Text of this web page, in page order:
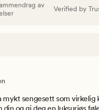
av
Verified by
mykt sengesett som virkelig
din og gi deg en luksuriøs